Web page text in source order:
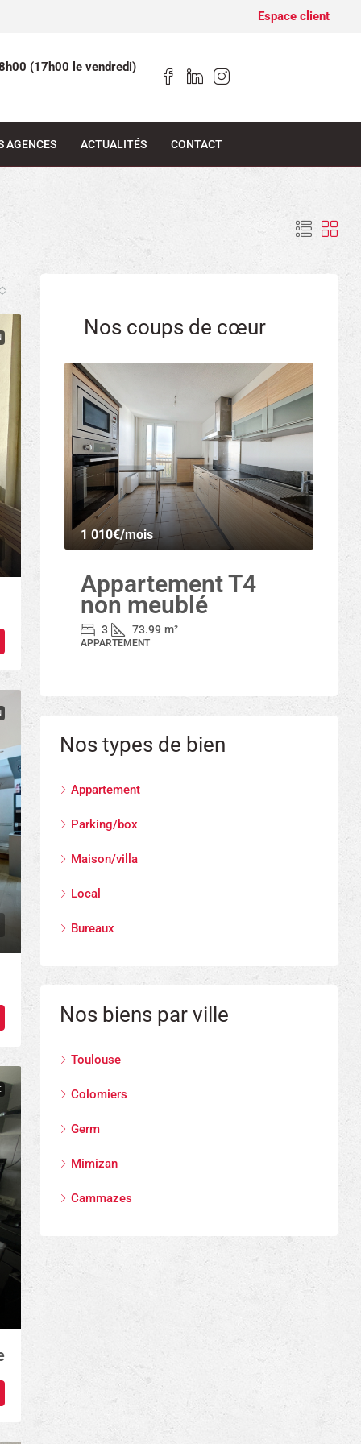
Espace client
(17h00 le vendredi)
AGENCES ACTUALITÉS CONTACT
Nos coups de cœur
1 010€/mois
Appartement T4
non meublé
3 73.99 m²
APPARTEMENT
Nos types de bien
Appartement
Parking/box
Maison/villa
Local
Bureaux
Nos biens par ville
Toulouse
Colomiers
Germ
Mimizan
Cammazes